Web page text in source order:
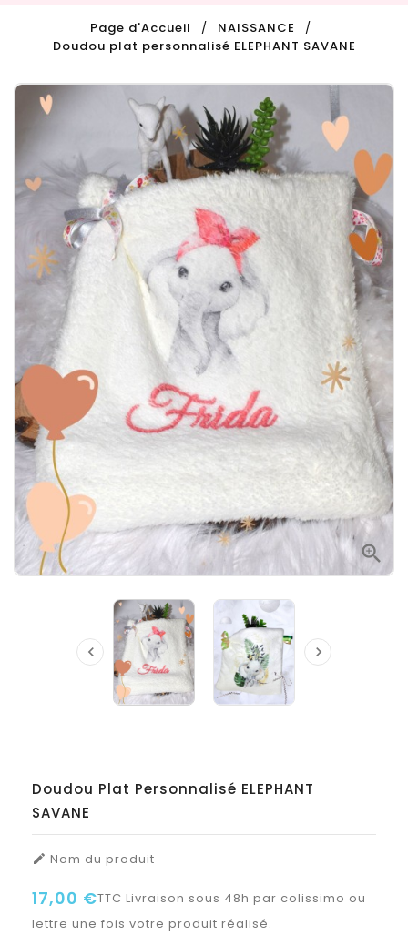
Page d'Accueil
NAISSANCE
Doudou plat personnalisé ELEPHANT SAVANE

 
Doudou Plat Personnalisé ELEPHANT
SAVANE
 Nom du produit
17,00 €TTC Livraison sous 48h par colissimo ou
lettre une fois votre produit réalisé.